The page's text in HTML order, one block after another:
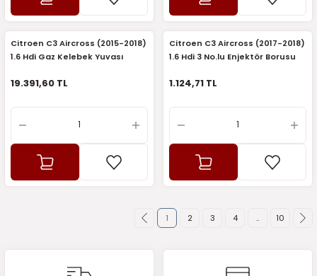
Citroen C3 Aircross (2015-2018)
1.6 Hdi Gaz Kelebek Yuvası
19.391,60 TL
Citroen C3 Aircross (2017-2018)
1.6 Hdi 3 No.lu Enjektör Borusu
1.124,71 TL
1 2 3 4 .. 10